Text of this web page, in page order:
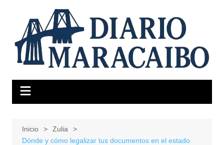
contenido
Inicio
Zulia
Dónde y cómo legalizar tus documentos en el estado